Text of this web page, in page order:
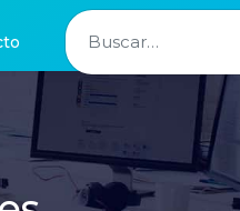
Buscar